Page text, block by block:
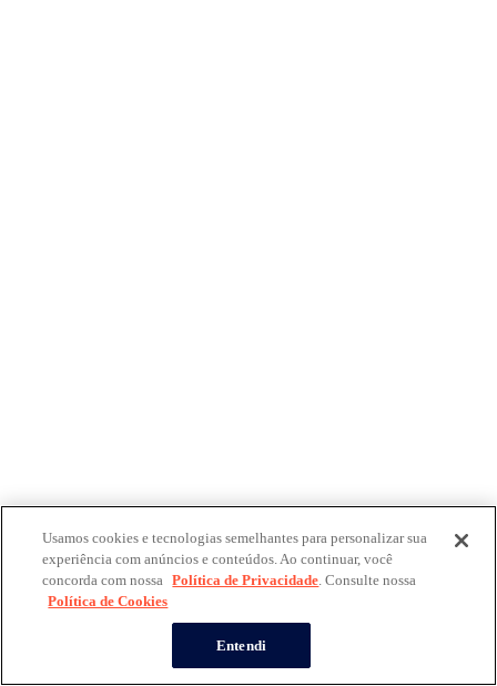
Usamos cookies e tecnologias semelhantes para personalizar sua
experiência com anúncios e conteúdos. Ao continuar, você
concorda com nossa Política de Privacidade. Consulte nossa
Política de Cookies
Entendi